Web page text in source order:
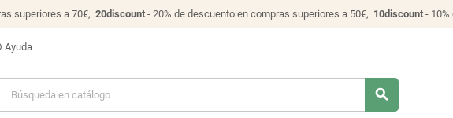
superiores a 70€, 20discount- 20% de descuento en compras superiores a 50€, 10discount- 10%
Ayuda
search